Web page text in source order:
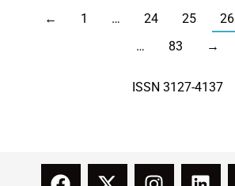
← 1 … 24 25 26
…
83 →
ISSN 3127-4137